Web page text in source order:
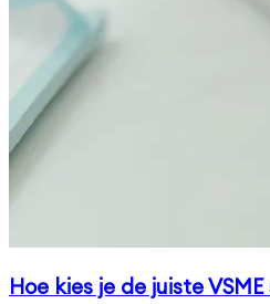
Hoe kies je de juiste